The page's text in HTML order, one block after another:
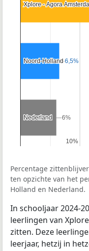
10%
10%
Xplore - Agora
Xplore - Agora
Noord-Holland
Noord-Holland
Nederland
Nederland
6,5%
6,5%
6%
6%
Percentage
ten opzichte van het
Holland en Nederland.
In schooljaar 2024-
leerlingen van
zitten. Deze
leerjaar, hetzij in